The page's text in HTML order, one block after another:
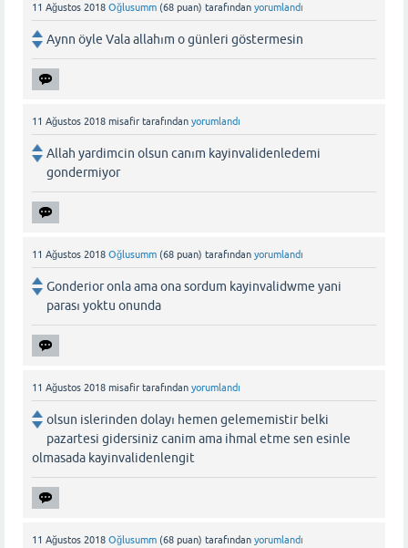
11 Ağustos 2018 Oğlusumm (68 puan) tarafından yorumlandı
Aynn öyle Vala allahım o günleri göstermesin
11 Ağustos 2018 misafir tarafından yorumlandı
Allah yardimcin olsun canım kayinvalidenledemi
gondermiyor
11 Ağustos 2018 Oğlusumm (68 puan) tarafından yorumlandı
Gonderior onla ama ona sordum kayinvalidwme yani
parası yoktu onunda
11 Ağustos 2018 misafir tarafından yorumlandı
olsun islerinden dolayı hemen gelememistir belki
pazartesi gidersiniz canim ama ihmal etme sen esinle
olmasada kayinvalidenlengit
11 Ağustos 2018 Oğlusumm (68 puan) tarafından yorumlandı